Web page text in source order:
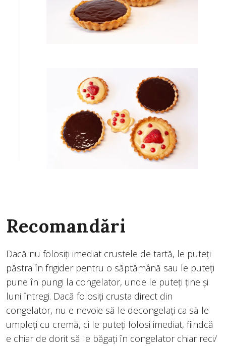
Recomandări
Dacă nu folosiți imediat crustele de tartă, le puteți
păstra în frigider pentru o săptămână sau le puteți
pune în pungi la congelator, unde le puteți ține și
luni întregi. Dacă folosiți crusta direct din
congelator, nu e nevoie să le decongelați ca să le
umpleți cu cremă, ci le puteți folosi imediat, fiindcă
e chiar de dorit să le băgați în congelator chiar reci/